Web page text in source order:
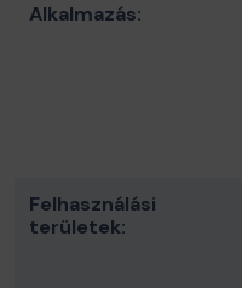
Alkalmazás:
Felhasználási
területek: